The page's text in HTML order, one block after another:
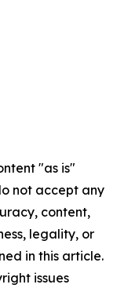
"as is"
not accept any
content,
legality, or
in this article.
issues